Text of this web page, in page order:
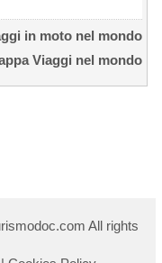
in moto nel mondo
Viaggi nel mondo
All rights